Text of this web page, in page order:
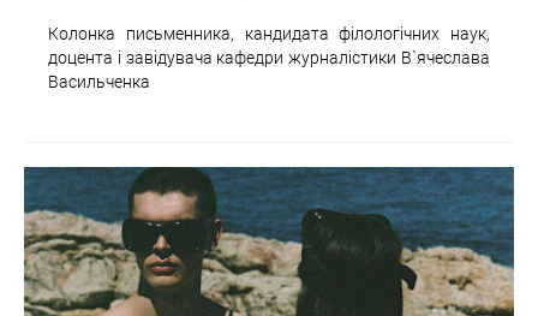
Колонка письменника, кандидата філологічних наук,
доцента і завідувача кафедри журналістики В`ячеслава
Васильченка